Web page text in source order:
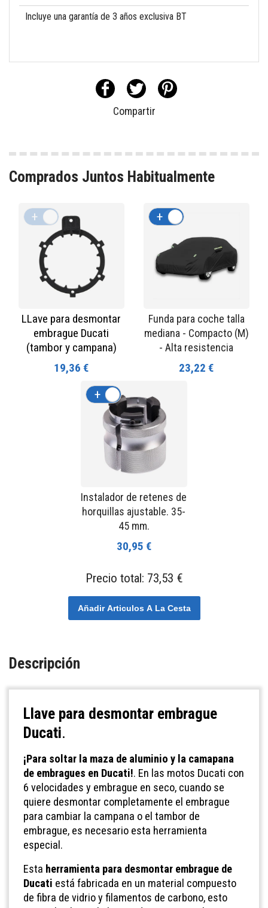
Incluye una garantía de 3 años exclusiva BT
Compartir
Comprados Juntos Habitualmente
LLave para desmontar
embrague Ducati
(tambor y campana)
19,36 €
+ -
Funda para coche talla
mediana - Compacto (M)
- Alta resistencia
23,22 €
+
Instalador de retenes de
horquillas ajustable. 35-
45 mm.
30,95 €
+ -
Precio total: 73,53 €
Añadir Articulos A La Cesta
Descripción
Llave para desmontar embrague
Ducati.
¡Para soltar la maza de aluminio y la camapana
de embragues en Ducati!. En las motos Ducati con
6 velocidades y embrague en seco, cuando se
quiere desmontar completamente el embrague
para cambiar la campana o el tambor de
embrague, es necesario esta herramienta
especial.
Esta herramienta para desmontar embrague de
Ducati está fabricada en un material compuesto
de fibra de vidrio y filamentos de carbono, esto